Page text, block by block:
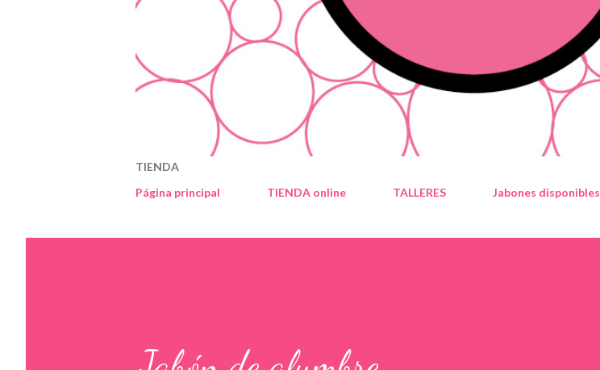
TIENDA
Página principal
TIENDA online TALLERES Jabones disponibles